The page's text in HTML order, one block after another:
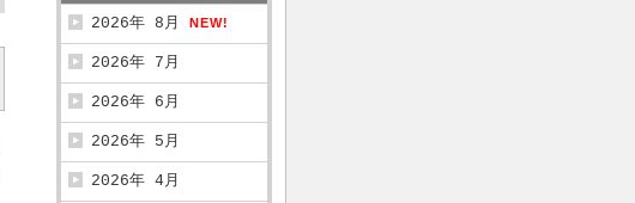
2026年 8月 NEW!
2026年 7月
2026年 6月
2026年 5月
2026年 4月